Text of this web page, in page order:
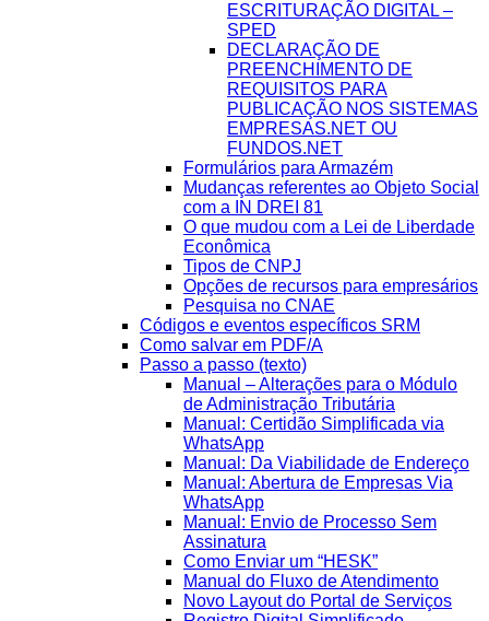
ESCRITURAÇÃO DIGITAL –
SPED
DECLARAÇÃO DE
PREENCHIMENTO DE
REQUISITOS PARA
PUBLICAÇÃO NOS SISTEMAS
EMPRESAS.NET OU
FUNDOS.NET
Formulários para Armazém
Mudanças referentes ao Objeto Social
com a IN DREI 81
O que mudou com a Lei de Liberdade
Econômica
Tipos de CNPJ
Opções de recursos para empresários
Pesquisa no CNAE
Códigos e eventos específicos SRM
Como salvar em PDF/A
Passo a passo (texto)
Manual – Alterações para o Módulo
de Administração Tributária
Manual: Certidão Simplificada via
WhatsApp
Manual: Da Viabilidade de Endereço
Manual: Abertura de Empresas Via
WhatsApp
Manual: Envio de Processo Sem
Assinatura
Como Enviar um “HESK”
Manual do Fluxo de Atendimento
Novo Layout do Portal de Serviços